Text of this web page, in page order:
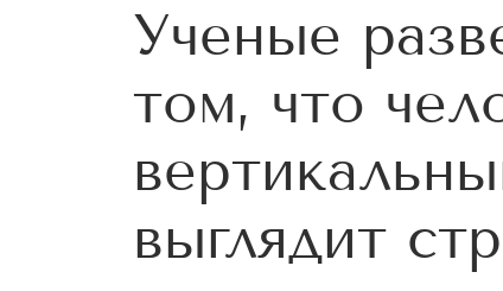
Ученые
том, что
выглядит